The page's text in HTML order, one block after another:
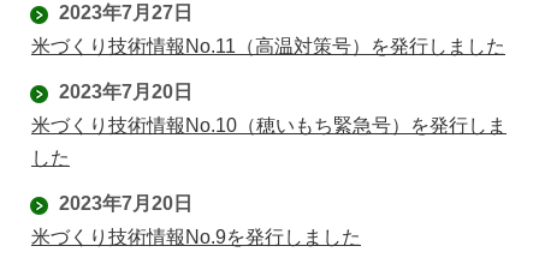
2023年7月27日
米づくり技術情報No.11（高温対策号）を発行しました
2023年7月20日
米づくり技術情報No.10（穂いもち緊急号）を発行しま
した
2023年7月20日
米づくり技術情報No.9を発行しました